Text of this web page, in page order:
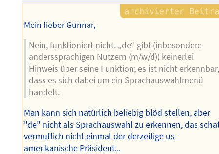
Mein lieber Gunnar,
Nein, funktioniert nicht. „de“ gibt (inbesondere
anderssprachigen Nutzern (m/w/d)) keinerlei
Hinweis über seine Funktion; es ist nicht erkennbar,
dass es sich dabei um ein Sprachauswahlmenü
handelt.
Man kann sich natürlich beliebig blöd stellen, aber
"de" nicht als Sprachauswahl zu erkennen, das
vermutlich nicht einmal der derzeitige us-
amerikanische Präsident...